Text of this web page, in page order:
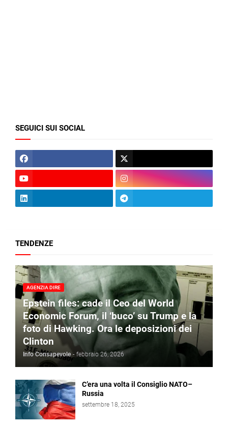
SEGUICI SUI SOCIAL
TENDENZE
AGENZIA DIRE
Epstein files: cade il Ceo del World
Economic Forum, il ‘buco’ su Trump e la
foto di Hawking. Ora le deposizioni dei
Clinton
Info Consapevole - febbraio 26, 2026
C’era una volta il Consiglio NATO–
Russia
settembre 18, 2025